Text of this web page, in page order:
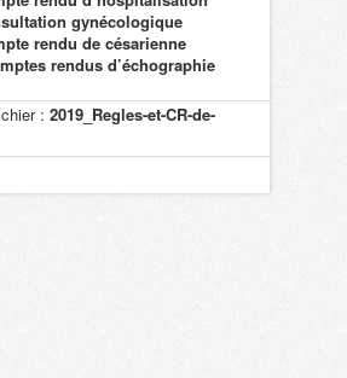
gynécologique
rendu de césarienne
rendus d’échographie
: 2019_Regles-et-CR-de-